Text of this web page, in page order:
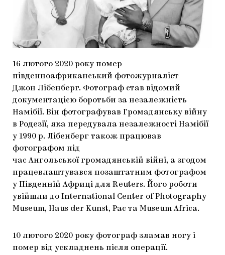
МАРІУПОЛЬСЬКІ МАРГІНАЛІЇ
ДОСЛІДНИЦЬКА ПЛАТФОРМА
ЗАПАЛЕННЯ
CARPATHIAN CULT ПРО РІЗДВЯНІ СВЯТА
16 лютого 2020 року помер
південноафриканський фотожурналіст
Джон Лібенберг. Фотограф став відомий
документацією боротьби за незалежність
Намібії. Він фотографував Громадянську війну
в Родезії, яка передувала незалежності Намібії
у 1990 р. Лібенберг також працював
фотографом під
час Ангольської громадянській війні, а згодом
працевлаштувався позаштатним фотографом
у Південній Африці для Reuters. Його роботи
увійшли до International Center of Photography
Museum, Haus der Kunst, Pac та Museum Africa.
10 лютого 2020 року фотограф зламав ногу і
помер від ускладнень після операції.